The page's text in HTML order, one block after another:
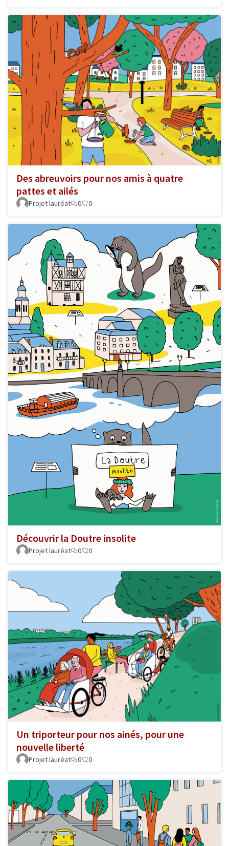
Des abreuvoirs pour nos amis à quatre
pattes et ailés
Projet lauréat 0 0
Découvrir la Doutre insolite
Projet lauréat 0 0
Un triporteur pour nos ainés, pour une
nouvelle liberté
Projet lauréat 0 0